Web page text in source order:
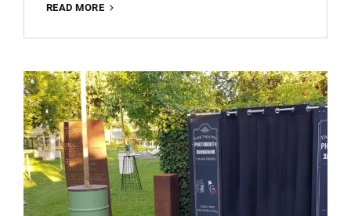
READ MORE
FEEST
MET
PHOTOBOOTH
HUREN!